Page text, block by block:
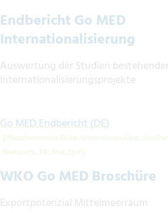
Endbericht Go MED
Internationalisierung
Auswertung der Studien bestehender
Internationalisierungsprojekte
Go MED Endbericht (DE)
WKO Go MED Broschüre
Exportpotenzial Mittelmeerraum